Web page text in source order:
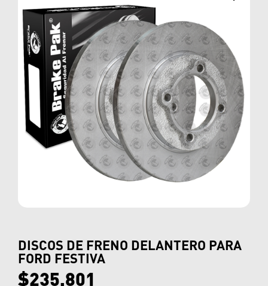
DISCOS DE FRENO DELANTERO PARA
FORD FESTIVA
$235,801